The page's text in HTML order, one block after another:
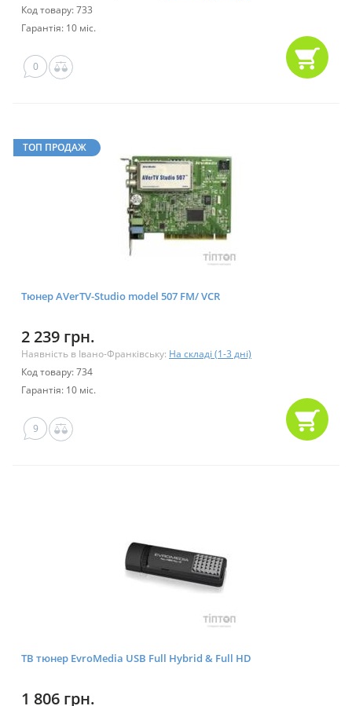
Код товару: 733
Гарантія: 10 міс.
0
ТОП ПРОДАЖ
Тюнер AVerTV-Studio model 507 FM/ VCR
2 239 грн.
Наявність в Івано-Франківську: На складі (1-3 дні)
Код товару: 734
Гарантія: 10 міс.
9
ТВ тюнер EvroMedia USB Full Hybrid & Full HD
1 806 грн.